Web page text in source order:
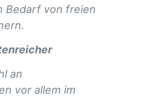
Bedarf von freien
an
vor allem im